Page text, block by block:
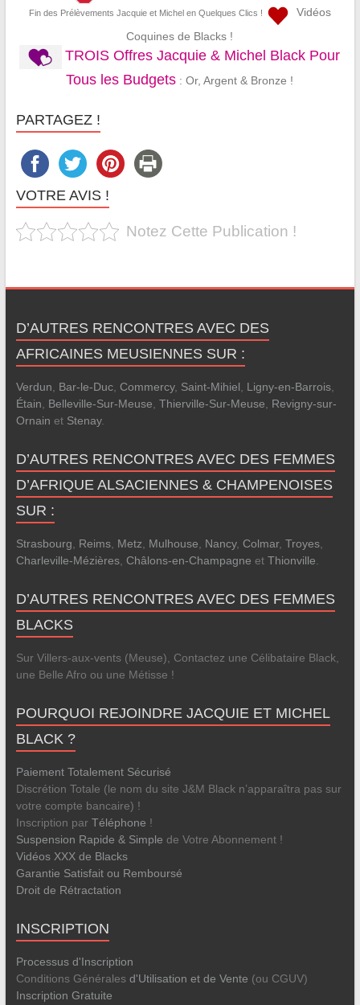
Fin des Prélèvements Jacquie et Michel en Quelques Clics !
Vidéos
Coquines de Blacks !
TROIS Offres Jacquie & Michel Black Pour
Tous les Budgets : Or, Argent & Bronze !
PARTAGEZ !
VOTRE AVIS !
Notez Cette Publication !
D’AUTRES RENCONTRES AVEC DES
AFRICAINES MEUSIENNES SUR :
Verdun, Bar-le-Duc, Commercy, Saint-Mihiel, Ligny-en-Barrois,
Étain, Belleville-Sur-Meuse, Thierville-Sur-Meuse, Revigny-sur-
Ornain et Stenay.
D’AUTRES RENCONTRES AVEC DES FEMMES
D’AFRIQUE ALSACIENNES & CHAMPENOISES
SUR :
Strasbourg, Reims, Metz, Mulhouse, Nancy, Colmar, Troyes,
Charleville-Mézières, Châlons-en-Champagne et Thionville.
D’AUTRES RENCONTRES AVEC DES FEMMES
BLACKS
Sur Villers-aux-vents (Meuse), Contactez une Célibataire Black,
une Belle Afro ou une Métisse !
POURQUOI REJOINDRE JACQUIE ET MICHEL
BLACK ?
Paiement Totalement Sécurisé
Discrétion Totale (le nom du site J&M Black n’apparaîtra pas sur
votre compte bancaire) !
Inscription par Téléphone !
Suspension Rapide & Simple de Votre Abonnement !
Vidéos XXX de Blacks
Garantie Satisfait ou Remboursé
Droit de Rétractation
INSCRIPTION
Processus d'Inscription
Conditions Générales d'Utilisation et de Vente (ou CGUV)
Inscription Gratuite